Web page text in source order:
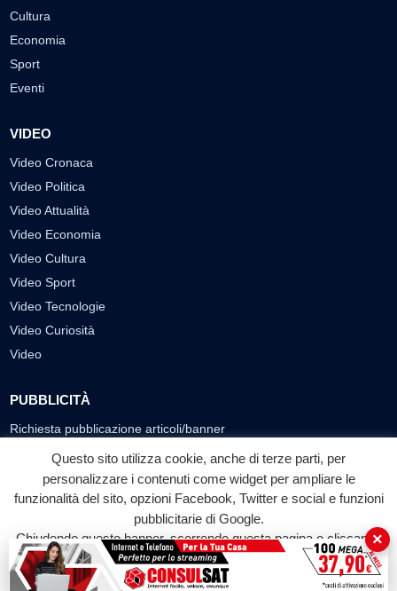
Cultura
Economia
Sport
Eventi
VIDEO
Video Cronaca
Video Politica
Video Attualità
Video Economia
Video Cultura
Video Sport
Video Tecnologie
Video Curiosità
Video
PUBBLICITÀ
Richiesta pubblicazione articoli/banner
SEGUICI SUI SOCIAL
f
Facebook
◎ ▶
YouTube
© 2026 LABTV - Tutti i diritti riservati
Questo sito utilizza cookie, anche di terze parti, per
personalizzare i contenuti come widget per ampliare le
funzionalità del sito, opzioni Facebook, Twitter e social e funzioni
pubblicitarie di Google.
Chiudendo questo banner, scorrendo questa pagina o cliccando
su qualunque suo elemento acconsenti all'uso dei cookie.
Accetta
×